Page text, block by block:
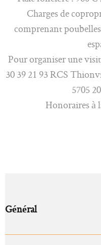
Charges de
comprenant
Pour organiser une
30 39 21 93 RCS
5705
Honoraires à
Général